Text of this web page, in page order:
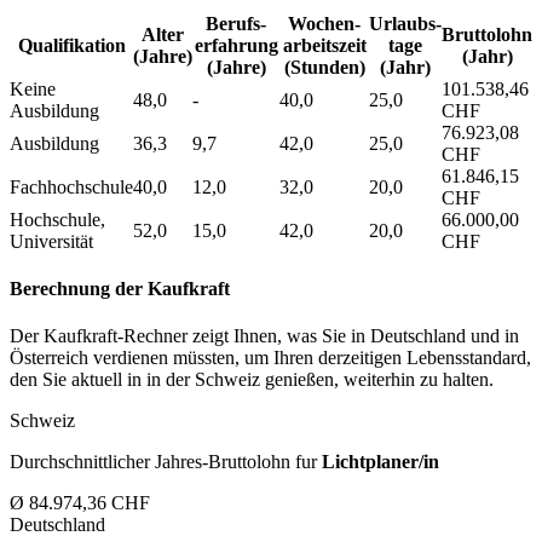
Qualifikation
Alter
(Jahre)
Berufs­
erfahrung
(Jahre)
Wochen­
arbeitszeit
(Stunden)
Urlaubs­
tage
(Jahr)
Bruttolohn
(Jahr)
Keine
Ausbildung
48,0 - 40,0 25,0
101.538,46
CHF
Ausbildung
36,3 9,7 42,0 25,0
76.923,08
CHF
Fachhochschule40,0 12,0 32,0 20,0
61.846,15
CHF
Hochschule,
Universität
52,0 15,0 42,0 20,0
66.000,00
CHF
Berechnung der Kaufkraft
Der Kaufkraft-Rechner zeigt Ihnen, was Sie in Deutschland und in
Österreich verdienen müssten, um Ihren derzeitigen Lebensstandard,
den Sie aktuell in in der Schweiz genießen, weiterhin zu halten.
Schweiz
Durchschnittlicher Jahres-Bruttolohn furLichtplaner/in
Ø 84.974,36 CHF
Deutschland